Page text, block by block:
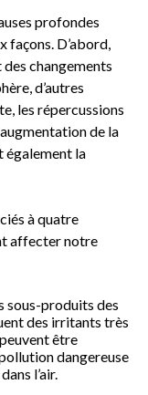
profondes
façons. D’abord,
changements
d’autres
les répercussions
de la
également la
à quatre
affecter notre
sous-produits des
des irritants très
être
dangereuse
l’air.